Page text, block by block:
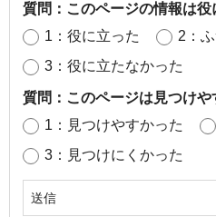
質問：このページの情報は役
1：役に立った
2：
3：役に立たなかった
質問：このページは見つけや
1：見つけやすかった
3：見つけにくかった